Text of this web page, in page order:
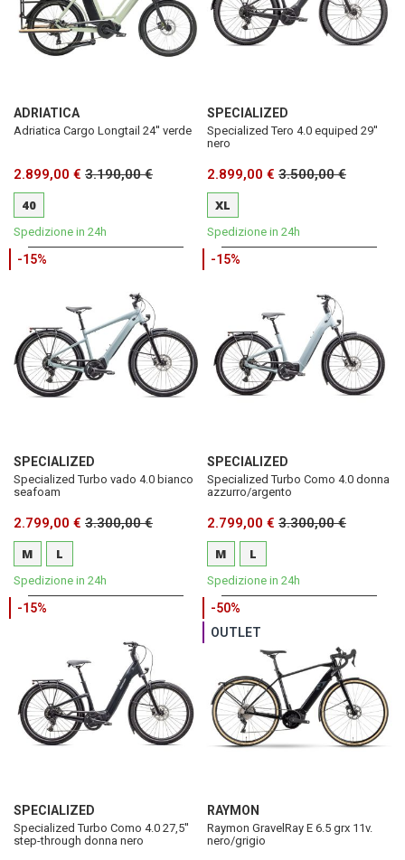
ADRIATICA
Adriatica Cargo Longtail 24'' verde
2.899,00 € 3.190,00 €
40
Spedizione in 24h
SPECIALIZED
Specialized Tero 4.0 equiped 29''
nero
2.899,00 € 3.500,00 €
XL
Spedizione in 24h
-15%
SPECIALIZED
Specialized Turbo vado 4.0 bianco
seafoam
2.799,00 € 3.300,00 €
M
L
Spedizione in 24h
-15%
SPECIALIZED
Specialized Turbo Como 4.0 donna
azzurro/argento
2.799,00 € 3.300,00 €
M
L
Spedizione in 24h
-15%
SPECIALIZED
Specialized Turbo Como 4.0 27,5''
step-through donna nero
-50%
OUTLET
RAYMON
Raymon GravelRay E 6.5 grx 11v.
nero/grigio